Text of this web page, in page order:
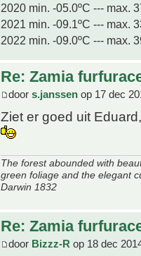
2020 min. -05.0ºC --- max.
2021 min. -09.1ºC --- max.
2022 min. -09.0ºC --- max.
Re: Zamia
door s.janssen op 17 dec
Ziet er goed uit
The forest abounded with
green foliage and the elegant
Darwin 1832
Re: Zamia
door Bizzz-R op 18 dec